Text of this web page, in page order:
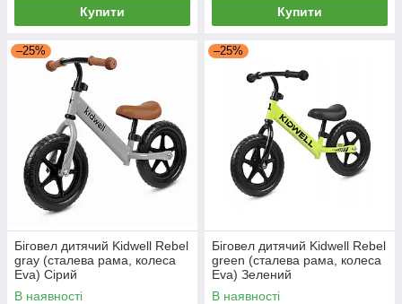
Купити Купити
–25%
Біговел дитячий Kidwell Rebel
gray (сталева рама, колеса
Eva) Сірий
В наявності
–25%
Біговел дитячий Kidwell Rebel
green (сталева рама, колеса
Eva) Зелений
В наявності